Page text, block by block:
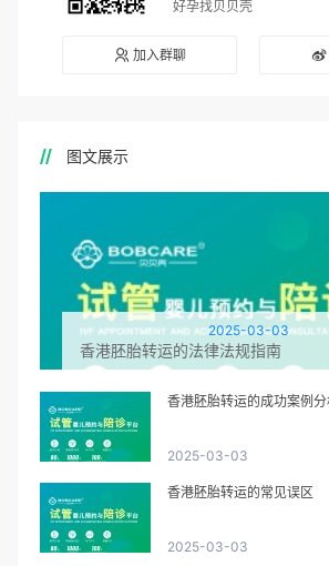
好孕找贝贝壳
加入群聊
图文展示
2025-03-03
香港胚胎转运的法律法规指南
香港胚胎转运的成功案例
2025-03-03
香港胚胎转运的常见误区
2025-03-03